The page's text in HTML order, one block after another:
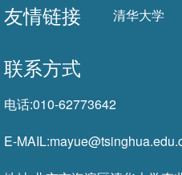
友情链接 清华大学
联系方式
电话:010-62773642
E-MAIL: